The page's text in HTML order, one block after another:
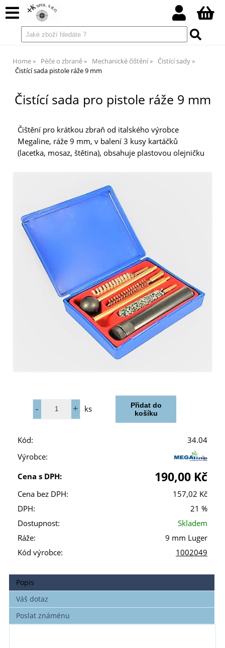
Home Péče o zbraně Mechanické čištění
Čistící sady
Čistící sada pistole ráže 9 mm
Čistící sada pro pistole ráže 9 mm
Čištění pro krátkou zbraň od italského výrobce
Megaline, ráže 9 mm, v balení 3 kusy kartáčků
(lacetka, mosaz, štětina), obsahuje plastovou olejničku
ks
Kód:
34.04
Výrobce:
Cena s DPH:
190,00 Kč
Cena bez DPH:
157,02 Kč
DPH:
21 %
Dostupnost:
Skladem
Ráže:
9 mm Luger
Kód výrobce:
1002049
Popis
Váš dotaz
Poslat známénu